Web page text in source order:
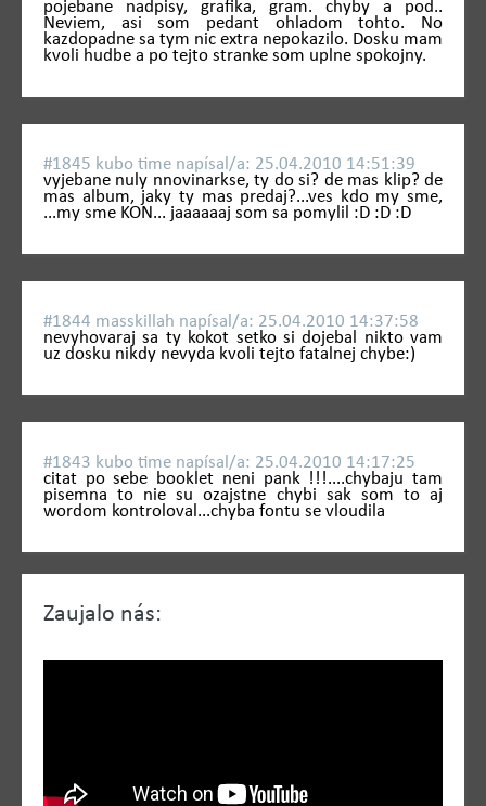
Zaujalo nás:
pojebane nadpisy, grafika, gram. chyby a pod..
Neviem, asi som pedant ohladom tohto. No
kazdopadne sa tym nic extra nepokazilo. Dosku mam
kvoli hudbe a po tejto stranke som uplne spokojny.
#1845 kubo time napí­sal/a: 25.04.2010 14:51:39
vyjebane nuly nnovinarkse, ty do si? de mas klip? de
mas album, jaky ty mas predaj?...ves kdo my sme,
...my sme KON... jaaaaaaj som sa pomylil :D :D :D
#1844 masskillah napí­sal/a: 25.04.2010 14:37:58
nevyhovaraj sa ty kokot setko si dojebal nikto vam
uz dosku nikdy nevyda kvoli tejto fatalnej chybe:)
#1843 kubo time napí­sal/a: 25.04.2010 14:17:25
citat po sebe booklet neni pank !!!....chybaju tam
pisemna to nie su ozajstne chybi sak som to aj
wordom kontroloval...chyba fontu se vloudila